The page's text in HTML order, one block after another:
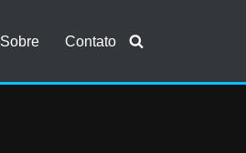
Sobre Contato